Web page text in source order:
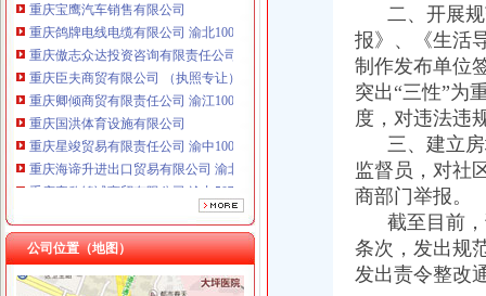
重庆鸽牌电线电缆有限公司 渝北10010万 (进出口权)
重庆傲志众达投资咨询有限责任公司 渝九1000万 （增资）
重庆臣夫商贸有限公司 （执照专让）
重庆卿倾商贸有限责任公司 渝江100万 （工商注册）
重庆国洪体育设施有限公司
重庆星竣贸易有限责任公司 渝中100万 （进出口权）
重庆海谛升进出口贸易有限公司 渝北100万 （进出口权）
重庆奕欣锦诚商贸有限公司 渝九50万 （工商注册）
重庆信同广告有限公司 渝沙50万 （工商注册）
重庆宝鹰汽车销售有限公司
公司位置（地图）
二、开展规
报》、《生活
制作发布单位
突出“三性”为
度，对违法违
三、建立房
监督员，对社
商部门举报。
截至目前，
条次，发出规
发出责令整改